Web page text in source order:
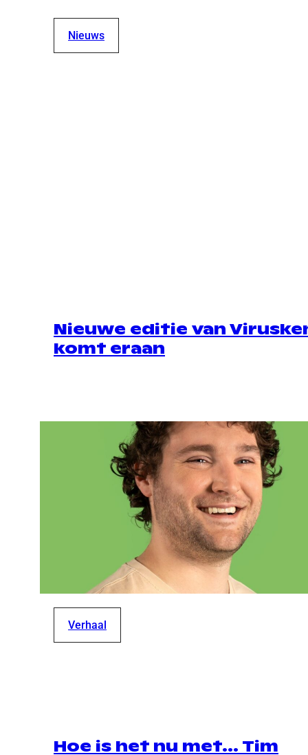
Nieuws
Nieuwe editie van
komt eraan
Verhaal
Hoe is het nu met… Tim